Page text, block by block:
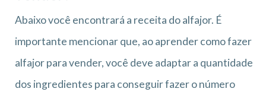
Abaixo você encontrará a receita do alfajor. É
importante mencionar que, ao aprender como fazer
alfajor para vender, você deve adaptar a quantidade
dos ingredientes para conseguir fazer o número